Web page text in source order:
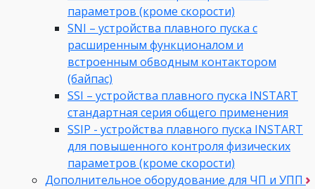
параметров (кроме скорости)
SNI – устройства плавного пуска с
расширенным функционалом и
встроенным обводным контактором
(байпас)
SSI – устройства плавного пуска INSTART
стандартная серия общего применения
SSIP - устройства плавного пуска INSTART
для повышенного контроля физических
параметров (кроме скорости)
Дополнительное оборудование для ЧП и УПП